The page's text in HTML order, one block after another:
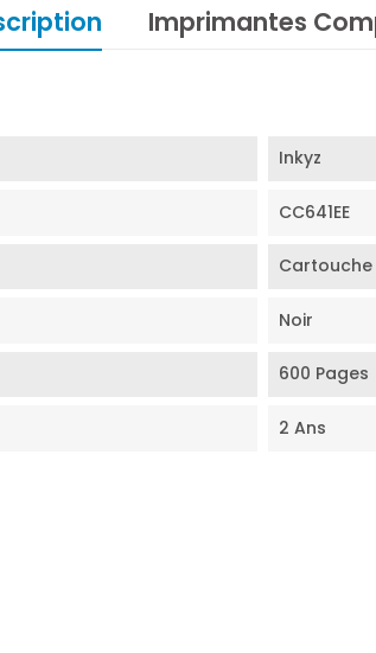
Imprimantes
Inkyz
CC641EE
Cartouche
Noir
600 Pages
2 Ans